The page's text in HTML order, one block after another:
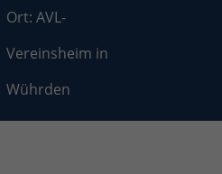
Ort: AVL-
Vereinsheim in
Wührden